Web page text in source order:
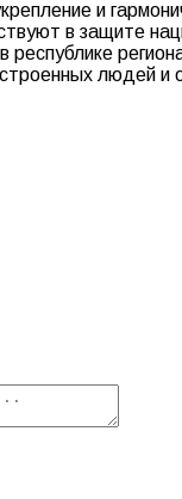
и
в защите
людей и